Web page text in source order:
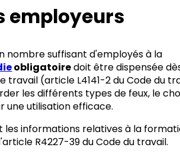
employeurs
nombre suffisant d'employés à la
obligatoiredoit être dispensée
(article L4141-2 du Code du
les différents types de feux, le
une utilisation efficace.
les informations relatives à la
R4227-39 du Code du travail.